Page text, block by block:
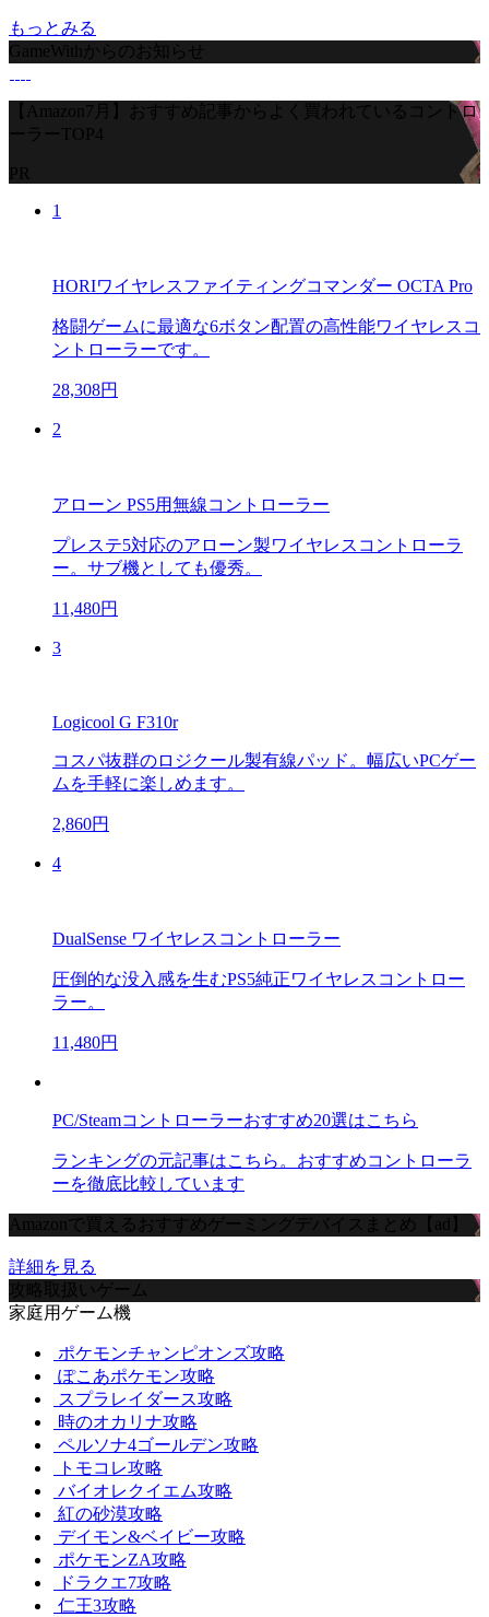
もっとみる
GameWithからのお知らせ
【Amazon7月】おすすめ記事からよく買われているコントロ
ーラーTOP4
PR
1
HORIワイヤレスファイティングコマンダー OCTA Pro
格闘ゲームに最適な6ボタン配置の高性能ワイヤレスコ
ントローラーです。
28,308円
2
アローン PS5用無線コントローラー
プレステ5対応のアローン製ワイヤレスコントローラ
ー。サブ機としても優秀。
11,480円
3
Logicool G F310r
コスパ抜群のロジクール製有線パッド。幅広いPCゲー
ムを手軽に楽しめます。
2,860円
4
DualSense ワイヤレスコントローラー
圧倒的な没入感を生むPS5純正ワイヤレスコントロー
ラー。
11,480円
PC/Steamコントローラーおすすめ20選はこちら
ランキングの元記事はこちら。おすすめコントローラ
ーを徹底比較しています
Amazonで買えるおすすめゲーミングデバイスまとめ【ad】
詳細を見る
攻略取扱いゲーム
家庭用ゲーム機
ポケモンチャンピオンズ攻略
ぽこあポケモン攻略
スプラレイダース攻略
時のオカリナ攻略
ペルソナ4ゴールデン攻略
トモコレ攻略
バイオレクイエム攻略
紅の砂漠攻略
デイモン&ベイビー攻略
ポケモンZA攻略
ドラクエ7攻略
仁王3攻略